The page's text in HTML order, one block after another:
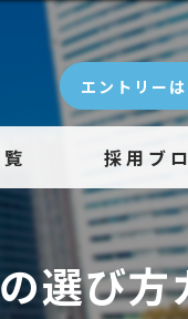
エントリー
採用ブ
選び方